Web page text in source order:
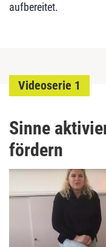
aufbereitet.
Videoserie 1
Sinne
fördern